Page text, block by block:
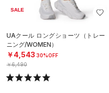
SALE
UAクール ロングショーツ（トレー
ニング/WOMEN）
￥4,543 30%OFF
￥6,490